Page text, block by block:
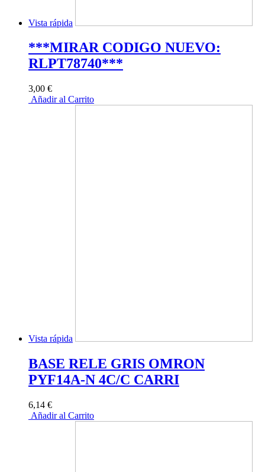
Vista rápida
***MIRAR CODIGO NUEVO:
RLPT78740***
3,00 €
Añadir al Carrito
Vista rápida
BASE RELE GRIS OMRON
PYF14A-N 4C/C CARRI
6,14 €
Añadir al Carrito